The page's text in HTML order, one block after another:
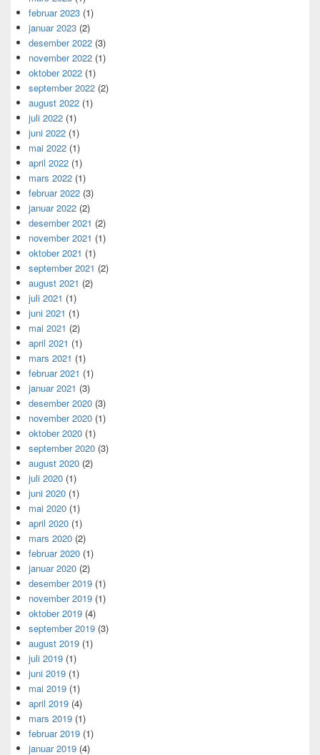
februar 2023 (1)
januar 2023 (2)
desember 2022 (3)
november 2022 (1)
oktober 2022 (1)
september 2022 (2)
august 2022 (1)
juli 2022 (1)
juni 2022 (1)
mai 2022 (1)
april 2022 (1)
mars 2022 (1)
februar 2022 (3)
januar 2022 (2)
desember 2021 (2)
november 2021 (1)
oktober 2021 (1)
september 2021 (2)
august 2021 (2)
juli 2021 (1)
juni 2021 (1)
mai 2021 (2)
april 2021 (1)
mars 2021 (1)
februar 2021 (1)
januar 2021 (3)
desember 2020 (3)
november 2020 (1)
oktober 2020 (1)
september 2020 (3)
august 2020 (2)
juli 2020 (1)
juni 2020 (1)
mai 2020 (1)
april 2020 (1)
mars 2020 (2)
februar 2020 (1)
januar 2020 (2)
desember 2019 (1)
november 2019 (1)
oktober 2019 (4)
september 2019 (3)
august 2019 (1)
juli 2019 (1)
juni 2019 (1)
mai 2019 (1)
april 2019 (4)
mars 2019 (1)
februar 2019 (1)
januar 2019 (4)